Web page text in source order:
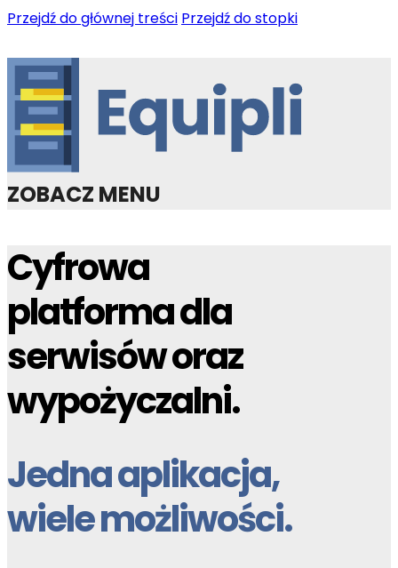
Przejdź do głównej treści Przejdź do stopki
ZOBACZ MENU
Cyfrowa
platforma dla
serwisów oraz
wypożyczalni.
Jedna aplikacja,
wiele możliwości.